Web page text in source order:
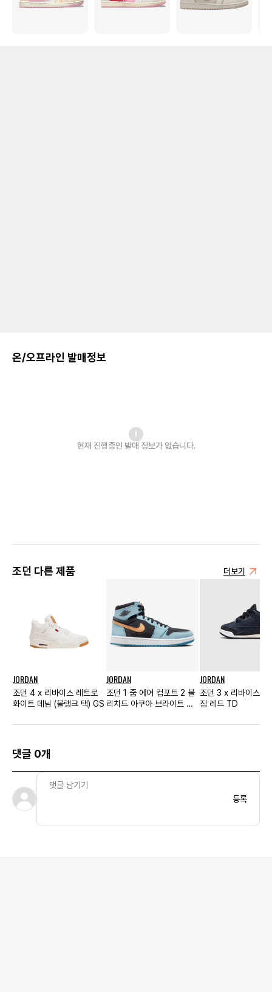
온/오프라인 발매정보
현재 진행중인 발매 정보가 없습니다.
조던 다른 제품 더보기
JORDAN
조던 4 x 리바이스 레트로
화이트 데님 (블랭크 택) GS
JORDAN
조던 1 줌 에어 컴포트 2 블
리치드 아쿠아 브라이트 시
JORDAN
조던 3 x 리바이스 인
짐 레드 TD
댓글 0개
등록